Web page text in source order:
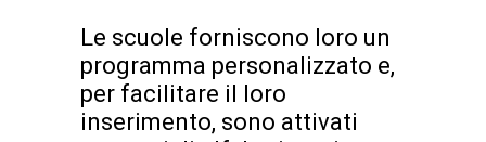
Le scuole forniscono loro un
programma personalizzato e,
per facilitare il loro
inserimento, sono attivati